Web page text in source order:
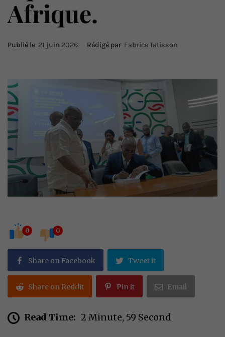
Afrique.
Publié le 21 juin 2026 Rédigé par Fabrice Tatisson
0 0
Share on Facebook Tweet it
Share on Reddit Pin it Email
Read Time: 2 Minute, 59 Second